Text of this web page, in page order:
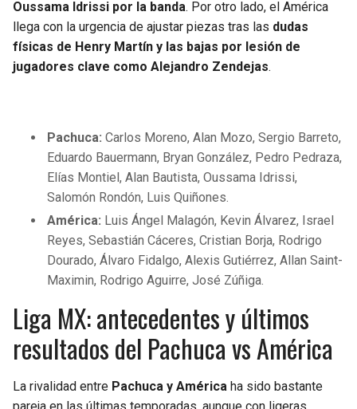
Oussama Idrissi por la banda. Por otro lado, el América
llega con la urgencia de ajustar piezas tras las dudas
físicas de Henry Martín y las bajas por lesión de
jugadores clave como Alejandro Zendejas.
Pachuca: Carlos Moreno, Alan Mozo, Sergio Barreto,
Eduardo Bauermann, Bryan González, Pedro Pedraza,
Elías Montiel, Alan Bautista, Oussama Idrissi,
Salomón Rondón, Luis Quiñones.
América: Luis Ángel Malagón, Kevin Álvarez, Israel
Reyes, Sebastián Cáceres, Cristian Borja, Rodrigo
Dourado, Álvaro Fidalgo, Alexis Gutiérrez, Allan Saint-
Maximin, Rodrigo Aguirre, José Zúñiga.
Liga MX: antecedentes y últimos
resultados del Pachuca vs América
La rivalidad entre Pachuca y América ha sido bastante
pareja en las últimas temporadas, aunque con ligeras